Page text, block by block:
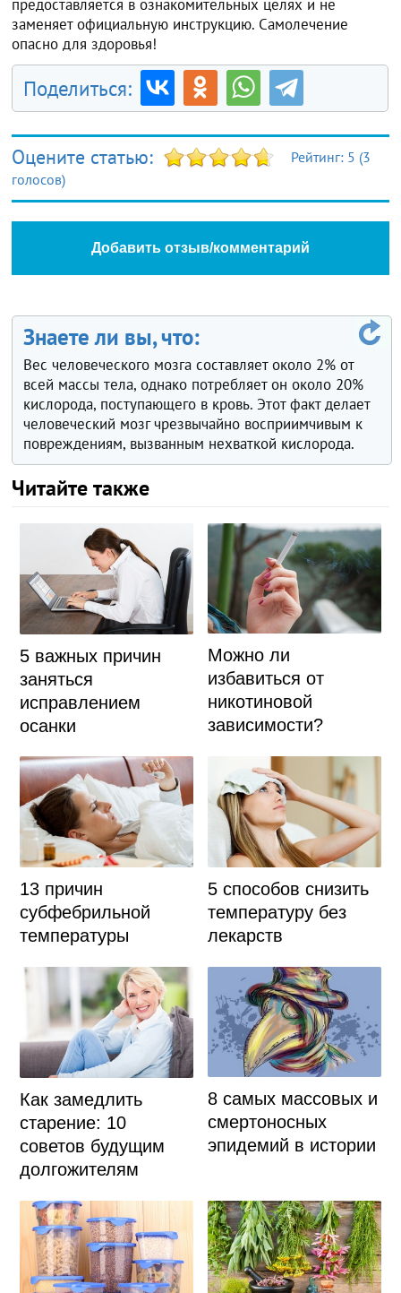
предоставляется в ознакомительных целях и не
заменяет официальную инструкцию. Самолечение
опасно для здоровья!
Поделиться:
Оцените статью: Рейтинг: 5 (3
голосов)
Добавить отзыв/комментарий
Знаете ли вы, что:
Вес человеческого мозга составляет около 2% от
всей массы тела, однако потребляет он около 20%
кислорода, поступающего в кровь. Этот факт делает
человеческий мозг чрезвычайно восприимчивым к
повреждениям, вызванным нехваткой кислорода.
Читайте также
5 важных причин
заняться
исправлением
осанки
Можно ли
избавиться от
никотиновой
зависимости?
13 причин
субфебрильной
температуры
5 способов снизить
температуру без
лекарств
Как замедлить
старение: 10
советов будущим
долгожителям
8 самых массовых и
смертоносных
эпидемий в истории